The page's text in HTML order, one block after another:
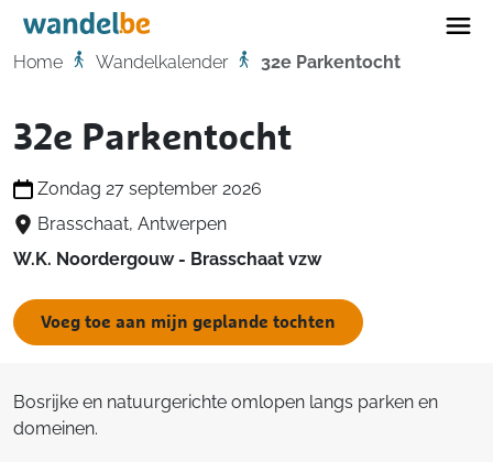
Home
Home Wandelkalender 32e Parkentocht
32e Parkentocht
Zondag 27 september 2026
Brasschaat, Antwerpen
W.K. Noordergouw - Brasschaat vzw
Voeg toe aan mijn geplande tochten
Bosrijke en natuurgerichte omlopen langs parken en
domeinen.